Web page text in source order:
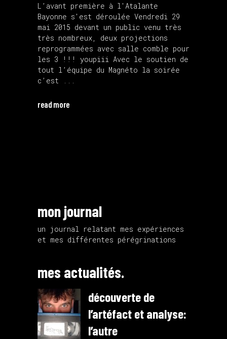
L’avant première à l'Atalante
Bayonne s'est déroulée Vendredi 29
mai 2015 devant un public venu très
très nombreux, deux projections
reprogrammées avec salle comble pour
les 3 !!! youpiii Avec le soutien de
tout l’équipe du Magnéto la soirée
c’est
read more
mon journal
un journal relatant mes expériences
et mes différentes pérégrinations
mes actualités.
découverte de
l’artéfact et analyse:
l’autre